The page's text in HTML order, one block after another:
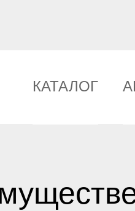
КАТАЛОГ